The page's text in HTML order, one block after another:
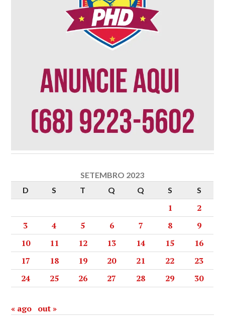
SETEMBRO 2023
D
S T Q Q S S
1
2
3
4 5 6 7 8
9
10
11 12 13 14 15
16
17
18 19 20 21 22
23
24
25 26 27 28 29 30
« ago out »